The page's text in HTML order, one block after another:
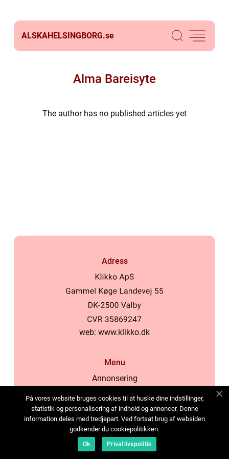
ALSKAHELSINGBORG.se
Alma Bareisyte
The author has no published articles yet
Adress
web: www.klikko.dk
Menu
Annonsering
Cookies
Kontakta oss
Sitemap
På vores website bruges cookies til at huske dine indstillinger,
statistik og personalisering af indhold og annoncer. Denne
information deles med tredjepart. Ved fortsat brug af websiden
godkender du cookiepolitikken.
Ok Privatlivspolitik